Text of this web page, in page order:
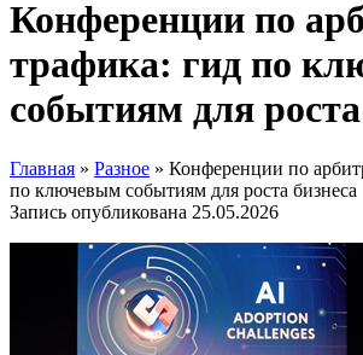
Конференции по
трафика: гид по
событиям для роста
Главная » Разное » Конференции по
по ключевым событиям для роста бизнеса
Запись опубликована 25.05.2026